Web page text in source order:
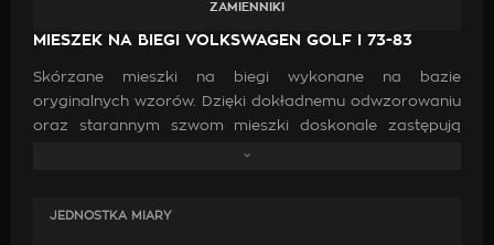
ZAMIENNIKI
MIESZEK NA BIEGI VOLKSWAGEN GOLF I 73-83
Skórzane mieszki na biegi wykonane na bazie
oryginalnych wzorów. Dzięki dokładnemu odwzorowaniu
oraz starannym szwom mieszki doskonale zastępują
oryginalne. Wykonanie ich z wysokiej jakości skóry oraz
się do poprawy estetyki wewnątrz samochodu.
JEDNOSTKA MIARY